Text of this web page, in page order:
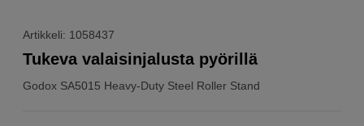
Artikkeli: 1058437
Godox SA5015 Heavy-Duty Steel Roller Stand
Tukeva valaisinjalusta pyörillä